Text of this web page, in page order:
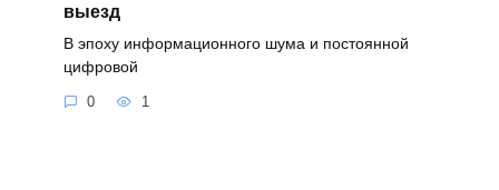
выезд
В эпоху информационного шума и постоянной
цифровой
0 1